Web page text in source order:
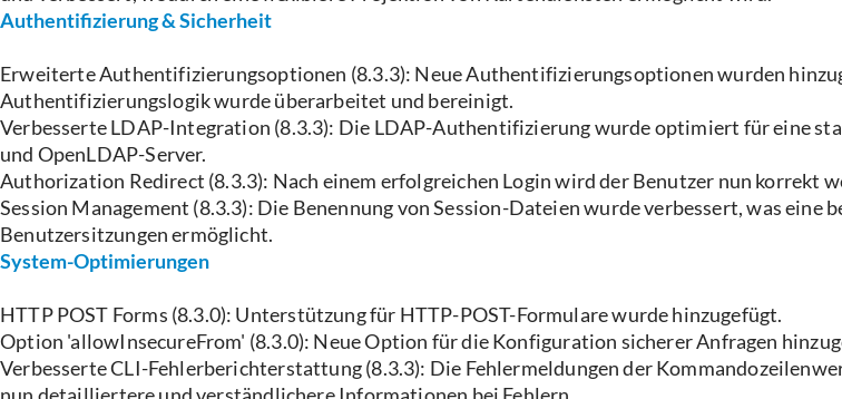
Authentifizierung & Sicherheit
Erweiterte Authentifizierungsoptionen (8.3.3): Neue Authentifizierungsoptionen wurden
Authentifizierungslogik wurde überarbeitet und bereinigt.
Verbesserte LDAP-Integration (8.3.3): Die LDAP-Authentifizierung wurde optimiert für eine
und OpenLDAP-Server.
Authorization Redirect (8.3.3): Nach einem erfolgreichen Login wird der Benutzer nun korrekt
Session Management (8.3.3): Die Benennung von Session-Dateien wurde verbessert, was eine
Benutzersitzungen ermöglicht.
System-Optimierungen
HTTP POST Forms (8.3.0): Unterstützung für HTTP-POST-Formulare wurde hinzugefügt.
Option 'allowInsecureFrom' (8.3.0): Neue Option für die Konfiguration sicherer Anfragen
Verbesserte CLI-Fehlerberichterstattung (8.3.3): Die Fehlermeldungen der